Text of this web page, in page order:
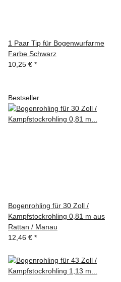
1 Paar Tip für Bogenwurfarme
Farbe Schwarz
10,25 € *
Bestseller
Bogenrohling für 30 Zoll /
Kampfstockrohling 0,81 m aus
Rattan / Manau
12,46 € *